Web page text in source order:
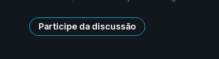
Participe da discussão